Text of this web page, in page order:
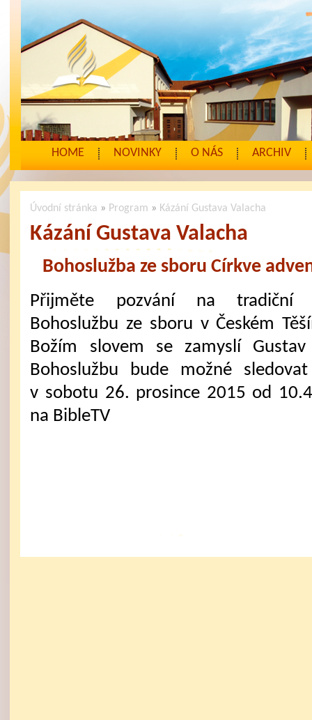
HOME NOVINKY O NÁS ARCHIV
Úvodní stránka » Program » Kázání Gustava Valacha
Kázání Gustava Valacha
Bohoslužba ze sboru Církve
Přijměte pozvání na tradiční
Bohoslužbu ze sboru v Českém
Božím slovem se zamyslí Gustav
Bohoslužbu bude možné
v sobotu 26. prosince 2015 od
na BibleTV